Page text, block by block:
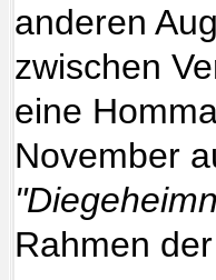
anderen
zwischen
eine
November
"Die
Rahmen